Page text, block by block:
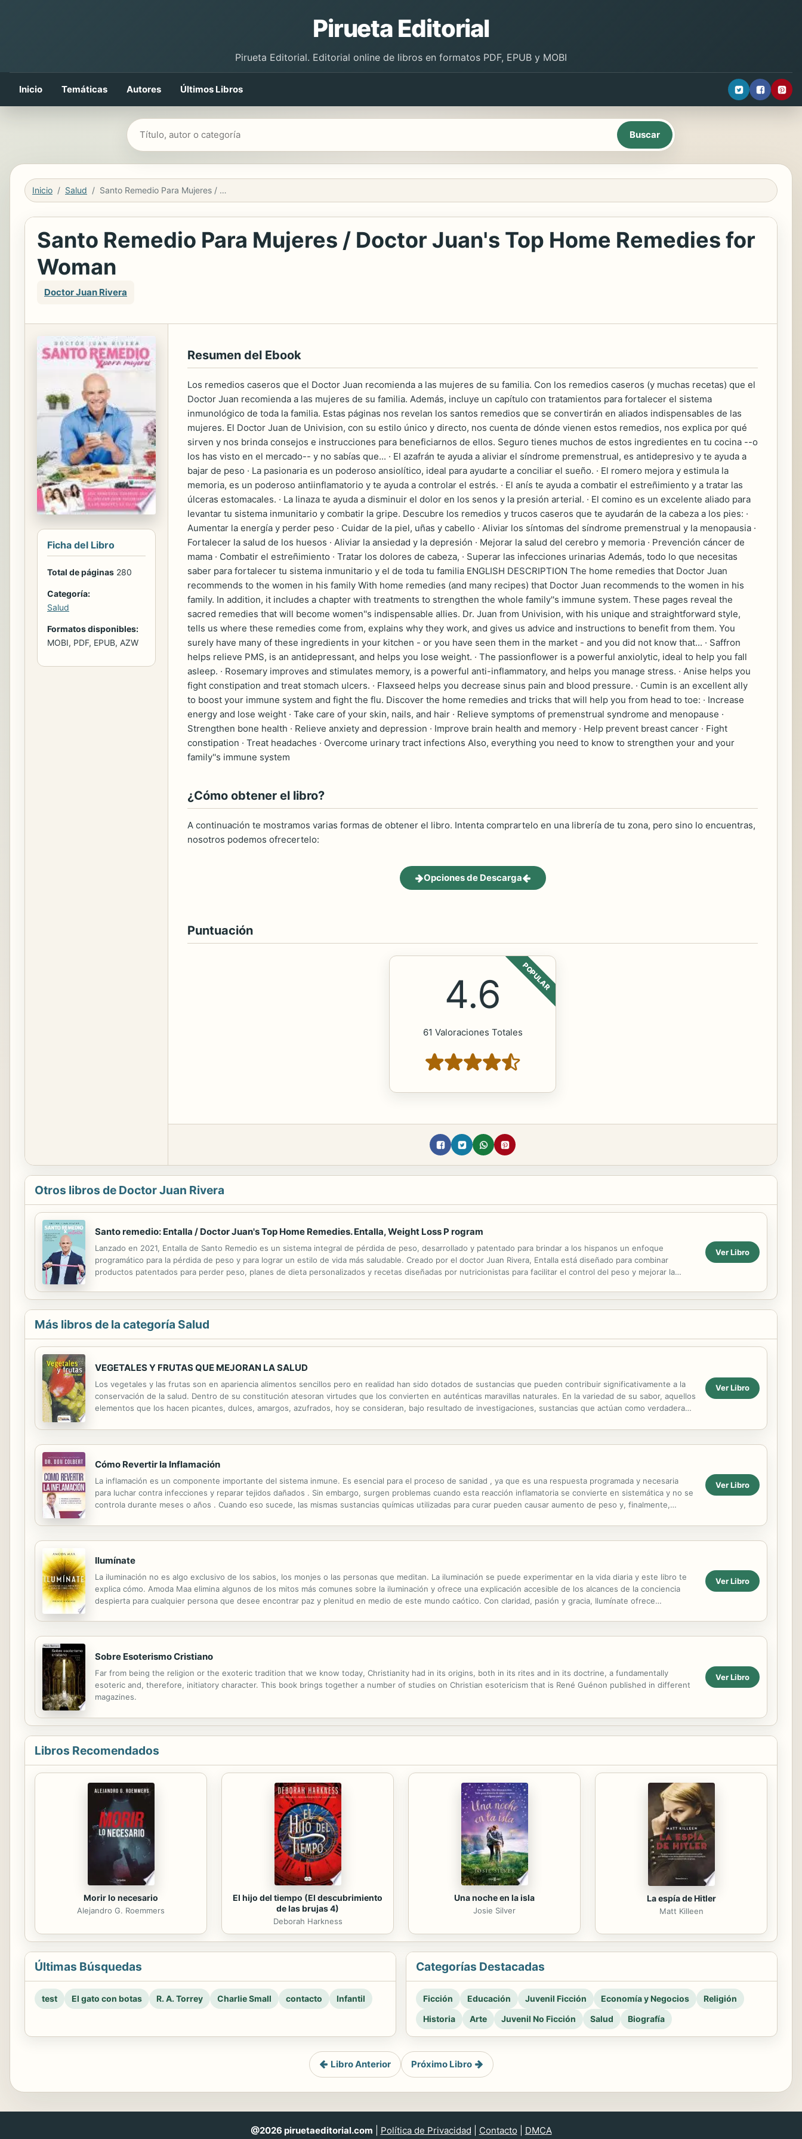
Pirueta Editorial
Pirueta Editorial. Editorial online de libros en formatos PDF, EPUB y MOBI
Inicio Temáticas Autores Últimos Libros
Buscar libros
Inicio Salud Santo Remedio Para Mujeres / Doctor Juan's Top Home Remedies for Woman
Santo Remedio Para Mujeres / Doctor Juan's Top Home Remedies for
Woman
Doctor Juan Rivera
Ficha del Libro
Total de páginas 280
Categoría:
Salud
Formatos disponibles:
MOBI, PDF, EPUB, AZW
Resumen del Ebook
Los remedios caseros que el Doctor Juan recomienda a las mujeres de su familia. Con los remedios caseros (y muchas recetas) que el
Doctor Juan recomienda a las mujeres de su familia. Además, incluye un capítulo con tratamientos para fortalecer el sistema
inmunológico de toda la familia. Estas páginas nos revelan los santos remedios que se convertirán en aliados indispensables de las
mujeres. El Doctor Juan de Univision, con su estilo único y directo, nos cuenta de dónde vienen estos remedios, nos explica por qué
sirven y nos brinda consejos e instrucciones para beneficiarnos de ellos. Seguro tienes muchos de estos ingredientes en tu cocina --o
los has visto en el mercado-- y no sabías que... · El azafrán te ayuda a aliviar el síndrome premenstrual, es antidepresivo y te ayuda a
bajar de peso · La pasionaria es un poderoso ansiolítico, ideal para ayudarte a conciliar el sueño. · El romero mejora y estimula la
memoria, es un poderoso antiinflamatorio y te ayuda a controlar el estrés. · El anís te ayuda a combatir el estreñimiento y a tratar las
úlceras estomacales. · La linaza te ayuda a disminuir el dolor en los senos y la presión arterial. · El comino es un excelente aliado para
levantar tu sistema inmunitario y combatir la gripe. Descubre los remedios y trucos caseros que te ayudarán de la cabeza a los pies: ·
Aumentar la energía y perder peso · Cuidar de la piel, uñas y cabello · Aliviar los síntomas del síndrome premenstrual y la menopausia ·
Fortalecer la salud de los huesos · Aliviar la ansiedad y la depresión · Mejorar la salud del cerebro y memoria · Prevención cáncer de
mama · Combatir el estreñimiento · Tratar los dolores de cabeza, · Superar las infecciones urinarias Además, todo lo que necesitas
saber para fortalecer tu sistema inmunitario y el de toda tu familia ENGLISH DESCRIPTION The home remedies that Doctor Juan
recommends to the women in his family With home remedies (and many recipes) that Doctor Juan recommends to the women in his
family. In addition, it includes a chapter with treatments to strengthen the whole family''s immune system. These pages reveal the
sacred remedies that will become women''s indispensable allies. Dr. Juan from Univision, with his unique and straightforward style,
tells us where these remedies come from, explains why they work, and gives us advice and instructions to benefit from them. You
surely have many of these ingredients in your kitchen - or you have seen them in the market - and you did not know that... · Saffron
helps relieve PMS, is an antidepressant, and helps you lose weight. · The passionflower is a powerful anxiolytic, ideal to help you fall
asleep. · Rosemary improves and stimulates memory, is a powerful anti-inflammatory, and helps you manage stress. · Anise helps you
fight constipation and treat stomach ulcers. · Flaxseed helps you decrease sinus pain and blood pressure. · Cumin is an excellent ally
to boost your immune system and fight the flu. Discover the home remedies and tricks that will help you from head to toe: · Increase
energy and lose weight · Take care of your skin, nails, and hair · Relieve symptoms of premenstrual syndrome and menopause ·
Strengthen bone health · Relieve anxiety and depression · Improve brain health and memory · Help prevent breast cancer · Fight
constipation · Treat headaches · Overcome urinary tract infections Also, everything you need to know to strengthen your and your
family''s immune system
¿Cómo obtener el libro?
A continuación te mostramos varias formas de obtener el libro. Intenta comprartelo en una librería de tu zona, pero sino lo encuentras,
nosotros podemos ofrecertelo:
Opciones de Descarga
Puntuación
POPULAR
4.6
61 Valoraciones Totales
Otros libros de Doctor Juan Rivera
Santo remedio: Entalla / Doctor Juan's Top Home Remedies. Entalla, Weight Loss P rogram
Lanzado en 2021, Entalla de Santo Remedio es un sistema integral de pérdida de peso, desarrollado y patentado para brindar a los hispanos un enfoque
programático para la pérdida de peso y para lograr un estilo de vida más saludable. Creado por el doctor Juan Rivera, Entalla está diseñado para combinar
productos patentados para perder peso, planes de dieta personalizados y recetas diseñadas por nutricionistas para facilitar el control del peso y mejorar la
Ver Libro
Más libros de la categoría Salud
VEGETALES Y FRUTAS QUE MEJORAN LA SALUD
Los vegetales y las frutas son en apariencia alimentos sencillos pero en realidad han sido dotados de sustancias que pueden contribuir significativamente a la
conservación de la salud. Dentro de su constitución atesoran virtudes que los convierten en auténticas maravillas naturales. En la variedad de su sabor, aquellos
elementos que los hacen picantes, dulces, amargos, azufrados, hoy se consideran, bajo resultado de investigaciones, sustancias que actúan como verdadera
Ver Libro
Cómo Revertir la Inflamación
La inflamación es un componente importante del sistema inmune. Es esencial para el proceso de sanidad , ya que es una respuesta programada y necesaria
para luchar contra infecciones y reparar tejidos dañados . Sin embargo, surgen problemas cuando esta reacción inflamatoria se convierte en sistemática y no se
controla durante meses o años . Cuando eso sucede, las mismas sustancias químicas utilizadas para curar pueden causar aumento de peso y, finalmente,
Ver Libro
Ilumínate
La iluminación no es algo exclusivo de los sabios, los monjes o las personas que meditan. La iluminación se puede experimentar en la vida diaria y este libro te
explica cómo. Amoda Maa elimina algunos de los mitos más comunes sobre la iluminación y ofrece una explicación accesible de los alcances de la conciencia
despierta para cualquier persona que desee encontrar paz y plenitud en medio de este mundo caótico. Con claridad, pasión y gracia, Ilumínate ofrece
Ver Libro
Sobre Esoterismo Cristiano
Far from being the religion or the exoteric tradition that we know today, Christianity had in its origins, both in its rites and in its doctrine, a fundamentally
esoteric and, therefore, initiatory character. This book brings together a number of studies on Christian esotericism that is René Guénon published in different
magazines.
Ver Libro
Libros Recomendados
Morir lo necesario
Alejandro G. Roemmers
El hijo del tiempo (El descubrimiento
de las brujas 4)
Deborah Harkness
Una noche en la isla
Josie Silver
La espía de Hitler
Matt Killeen
Últimas Búsquedas
test El gato con botas R. A. Torrey Charlie Small contacto Infantil
Categorías Destacadas
Ficción Educación Juvenil Ficción Economía y Negocios
Religión
Historia
Arte Juvenil No Ficción Salud Biografía
Libro Anterior Próximo Libro
@2026 piruetaeditorial.com Política de Privacidad Contacto DMCA